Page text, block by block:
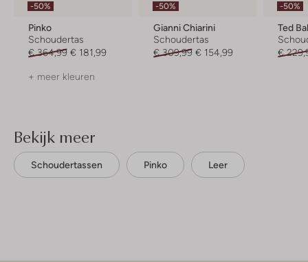
-50%
Pinko
Schoudertas
€ 364,99 € 181,99
+ meer kleuren
-50%
Gianni Chiarini
Schoudertas
€ 309,99 € 154,99
-50%
Ted
€
Bekijk meer
Schoudertassen Pinko Leer